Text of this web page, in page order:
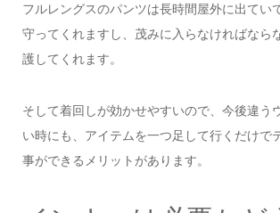
フルレングスのパンツは長時間屋外に出てい
守ってくれますし、茂みに入らなければなら
護してくれます。
そして着回しが効かせやすいので、今後違う
い時にも、アイテムを一つ足して行くだけで
事ができるメリットがあります。